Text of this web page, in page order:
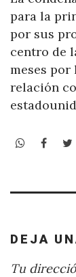
para la
por sus
centro de
meses por
relación
WhatsApp
DEJA
Tu